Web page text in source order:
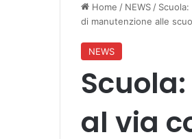
Home / NEWS /
di manutenzione alle
NEWS
al via